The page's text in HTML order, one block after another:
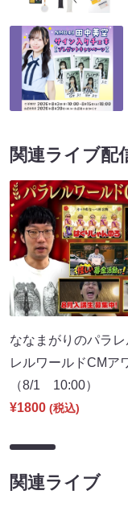
関連ライブ配
ななまがりのパラ
レルワールドCMア
（8/1 10:00）
¥1800 (税込)
関連ライブ